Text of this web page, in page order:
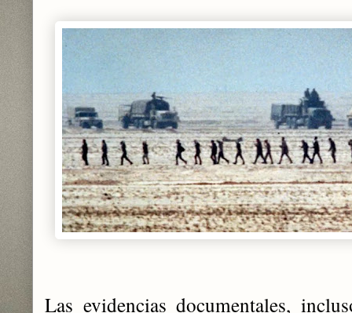
Las evidencias documentales,